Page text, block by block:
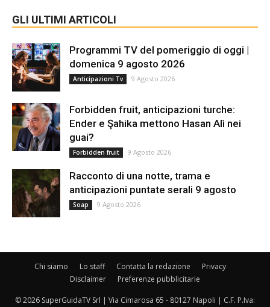
GLI ULTIMI ARTICOLI
Programmi TV del pomeriggio di oggi |
domenica 9 agosto 2026
Anticipazioni Tv 9 Agosto 2026
Forbidden fruit, anticipazioni turche:
Ender e Şahika mettono Hasan Alì nei
guai?
Forbidden fruit 9 Agosto 2026
Racconto di una notte, trama e
anticipazioni puntate serali 9 agosto
Soap 9 Agosto 2026
Chi siamo Lo staff Contatta la redazione
Privacy
Disclaimer
Preferenze pubblicitarie
© 2026 SuperGuidaTV Srl | Via Cimarosa 65 - 80127 Napoli | C.F. P.Iva: